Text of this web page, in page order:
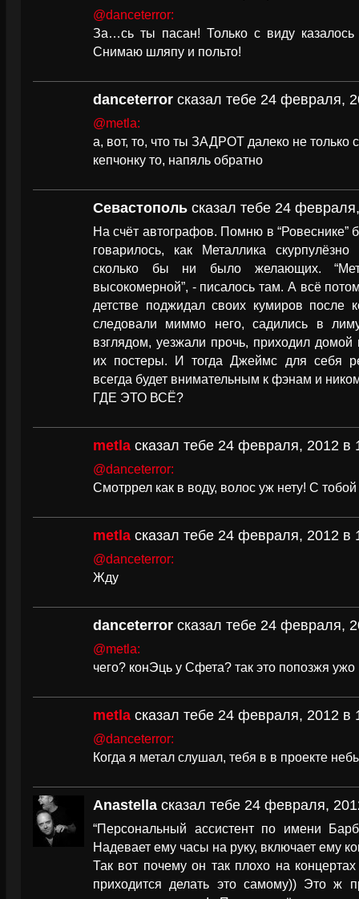
@danceterror:
За…сь ты пасан! Только с виду
Снимаю шляпу и польто!
danceterror сказал тебе 24 февраля,
@metla:
а, вот, то, что ты ЗАДРОТ далеко не только
кепчонку то, напяль обратно
Севастополь сказал тебе 24
На счёт автографов. Помню в “Ровеснике”
говарилось, как Металлика
сколько бы ни было желающих.
высокомерной”, - писалось там. А всё
детстве поджидал своих кумиров после
следовали миммо него, садились в
взглядом, уезжали прочь, приходил
их постеры. И тогда Джеймс для себя
всегда будет внимательным к фэнам и
ГДЕ ЭТО ВСЁ?
metla сказал тебе 24 февраля, 2012 в
@danceterror:
Смотррел как в воду, волос уж нету! С
metla сказал тебе 24 февраля, 2012 в
@danceterror:
Жду
danceterror сказал тебе 24 февраля,
@metla:
чего? конЭць у Сфета? так это попозжя ужо
metla сказал тебе 24 февраля, 2012 в
@danceterror:
Когда я метал слушал, тебя в в проекте
Anastella сказал тебе 24 февраля,
“Персональный ассистент по имени
Надевает ему часы на руку, включает ему
Так вот почему он так плохо на
приходится делать это самому)) Это ж